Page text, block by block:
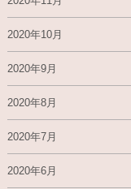
2020年10月
2020年9月
2020年8月
2020年7月
2020年6月